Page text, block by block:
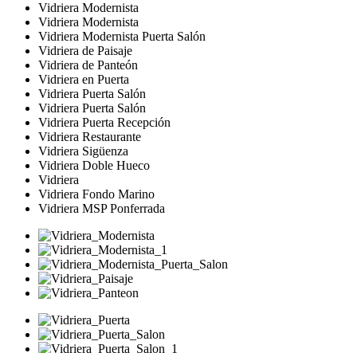
Vidriera Modernista
Vidriera Modernista
Vidriera Modernista Puerta Salón
Vidriera de Paisaje
Vidriera de Panteón
Vidriera en Puerta
Vidriera Puerta Salón
Vidriera Puerta Salón
Vidriera Puerta Recepción
Vidriera Restaurante
Vidriera Sigüenza
Vidriera Doble Hueco
Vidriera
Vidriera Fondo Marino
Vidriera MSP Ponferrada